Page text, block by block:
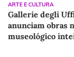
ARTE E CULTURA
Gallerie degli
anunciam obras
museológico